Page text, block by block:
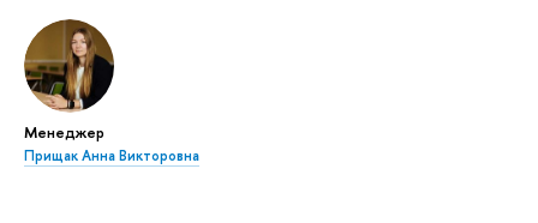
Менеджер
Прищак Анна Викторовна